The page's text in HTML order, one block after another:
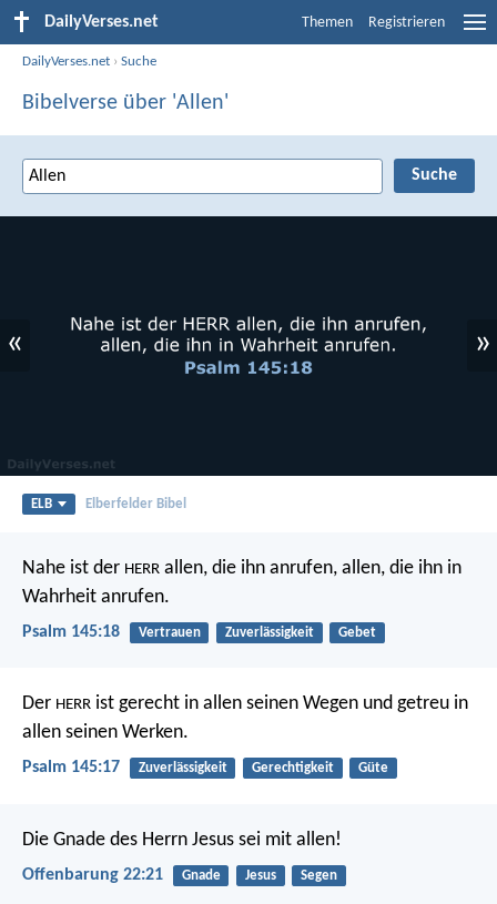
DailyVerses.net Themen Registrieren
DailyVerses.net ›Suche
Bibelverse über 'Allen'
« »
ELB Elberfelder Bibel
Nahe ist der HERR allen, die ihn anrufen, allen, die ihn in
Wahrheit anrufen.
Psalm 145:18 Vertrauen Zuverlässigkeit Gebet
Der HERR ist gerecht in allen seinen Wegen und getreu in
allen seinen Werken.
Psalm 145:17 Zuverlässigkeit Gerechtigkeit Güte
Die Gnade des Herrn Jesus sei mit allen!
Offenbarung 22:21 Gnade Jesus Segen